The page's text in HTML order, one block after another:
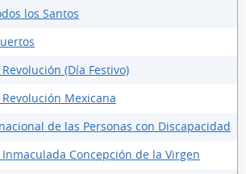
los Santos
(Día Festivo)
Mexicana
de las Personas con Discapacidad
Concepción de la Virgen